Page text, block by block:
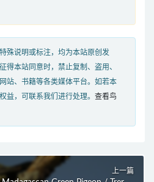
殊说明或标注，均为本站原创发
得本站同意时，禁止复制、盗用、
站、书籍等各类媒体平台。如若本
益，可联系我们进行处理。 查看鸟
上一篇